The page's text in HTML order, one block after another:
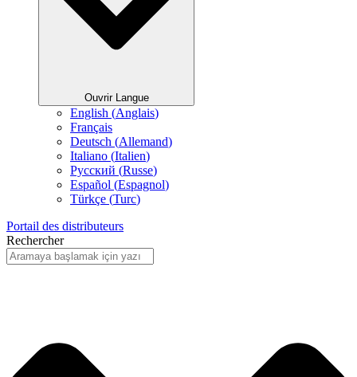
Ouvrir Langue
English (Anglais)
Français
Deutsch (Allemand)
Italiano (Italien)
Русский (Russe)
Español (Espagnol)
Türkçe (Turc)
Portail des distributeurs
Rechercher